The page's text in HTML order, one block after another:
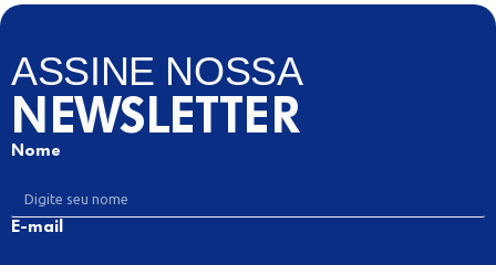
ASSINE NOSSA
NEWSLETTER
Nome
E-mail